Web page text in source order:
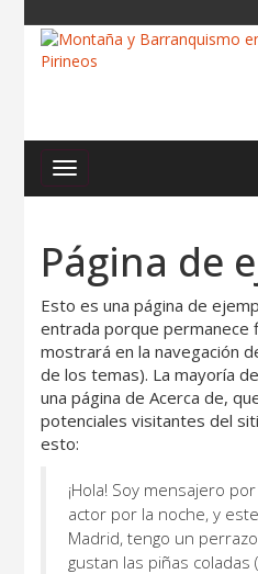
Página de
Esto es una página de
entrada porque permanece
mostrará en la navegación
de los temas). La mayoría
una página de Acerca de,
potenciales visitantes del
esto:
¡Hola! Soy mensajero
actor por la noche, y
Madrid, tengo un
gustan las piñas coladas